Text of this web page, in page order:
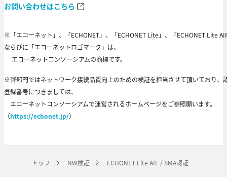
お問い合わせはこちら
※「エコーネット」、「ECHONET」、「ECHONET Lite」、「ECHONET Lite
ならびに「エコーネットロゴマーク」は、
エコーネットコンソーシアムの商標です。
※弊部門ではネットワーク接続品質向上のための検証を担当させて頂いており、
登録番号につきましては、
エコーネットコンソーシアムで運営されるホームページをご参照願います。
（https://echonet.jp/）
トップ NW検証 ECHONET Lite AIF / SMA認証